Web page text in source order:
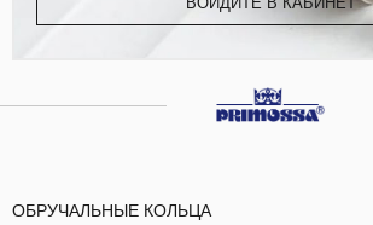
ОБРУЧАЛЬНЫЕ КОЛЬЦА